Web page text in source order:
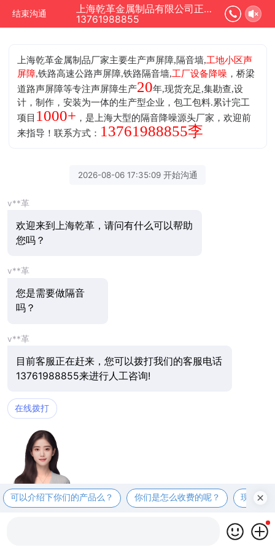
结束沟通
上海乾革金属制品有限公司正在为您服务
13761988855
上海乾革金属制品厂家主要生产声屏障,隔音墙,工地小区声
屏障,铁路高速公路声屏障,铁路隔音墙,工厂设备降噪 ，桥梁
道路声屏障等专注声屏障生产20年,现货充足,集勘查,设
计，制作，安装为一体的生产型企业，包工包料.累计完工
项目 1000+ ，是上海大型的隔音降噪源头厂家，欢迎前
来指导！联系方式： 13761988855李
2026-08-06 17:35:09 开始沟通
v**革
欢迎来到上海乾革，请问有什么可以帮助
您吗？
v**革
您是需要做隔音
吗？
v**革
目前客服正在赶来，您可以拨打我们的客服电话
13761988855来进行人工咨询!
在线拨打
可以介绍下你们的产品么？ 你们是怎么收费的呢？ 现在有